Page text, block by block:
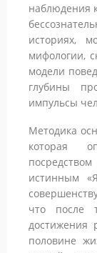
наблюдения
историях,
мифологии,
модели
глубины
импульсы
Методика
которая
истинным
что после
достижения
половине